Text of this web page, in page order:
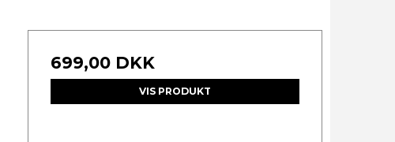
699,00 DKK
VIS PRODUKT